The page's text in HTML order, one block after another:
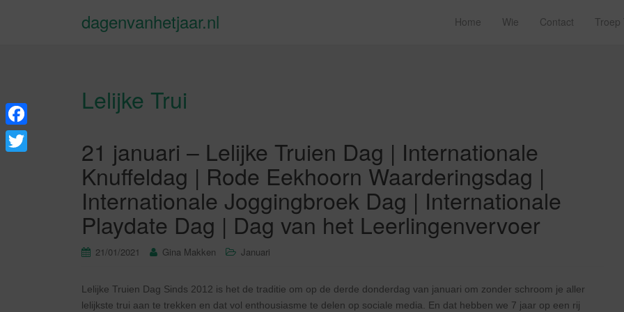
dagenvanhetjaar.nl Home Wie Contact Troep
Lelijke Trui
21 januari – Lelijke Truien Dag | Internationale
Knuffeldag | Rode Eekhoorn Waarderingsdag |
Internationale Joggingbroek Dag | Internationale
Playdate Dag | Dag van het Leerlingenvervoer
21/01/2021 Gina Makken Januari
Lelijke Truien Dag Sinds 2012 is het de traditie om op de derde donderdag van januari om zonder schroom je aller
lelijkste trui aan te trekken en dat vol enthousiasme te delen op sociale media. En dat hebben we 7 jaar op een rij
F